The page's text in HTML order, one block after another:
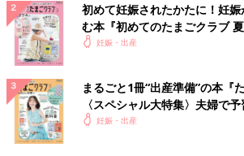
初めて妊娠されたかたに！妊
む本『初めてのたまごクラブ 夏
妊娠・出産
まるごと1冊“出産準備”の本『
〈スペシャル大特集〉夫婦で
妊娠・出産